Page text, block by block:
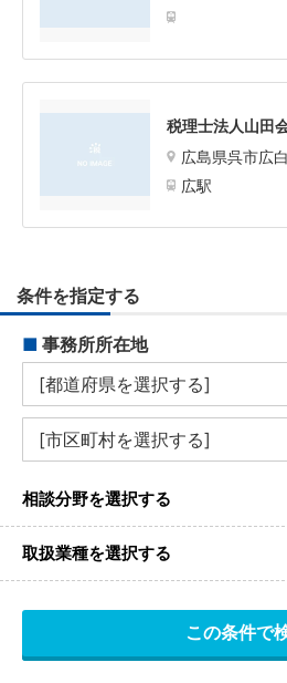
税理士法人山田
広島県呉市広
広駅
条件を指定する
■ 事務所所在地
相談分野を選択する
取扱業種を選択する